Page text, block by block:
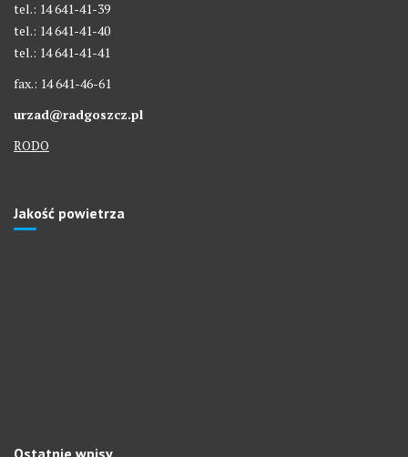
tel.: 14 641-41-39
tel.: 14 641-41-40
tel.: 14 641-41-41
fax.: 14 641-46-61
urzad@radgoszcz.pl
RODO
Jakość powietrza
Ostatnie wpisy